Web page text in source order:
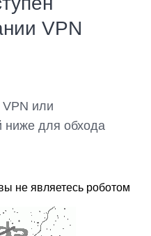
VPN
или
ниже для обхода
не являетесь роботом